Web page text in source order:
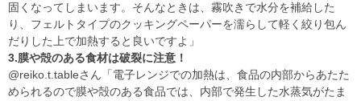
固くなってしまいます。そんなときは、霧吹きで水分を補給した
り、フェルトタイプのクッキングペーパーを濡らして軽く絞り包ん
だりした上で加熱すると良いですよ」
3.膜や殻のある食材は破裂に注意！
@reiko.t.tableさん「電子レンジでの加熱は、食品の内部からあたた
められるので膜や殻のある食品では、内部で発生した水蒸気がたま